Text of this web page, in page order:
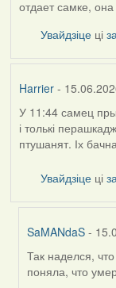
отдает самке,
Увайдзіце ці
Harrier-
У 11:44 самец
і толькі
птушанят. Іх
Увайдзіце ці
SaMANdaS -
In
reply
Так наделся,
поняла, что